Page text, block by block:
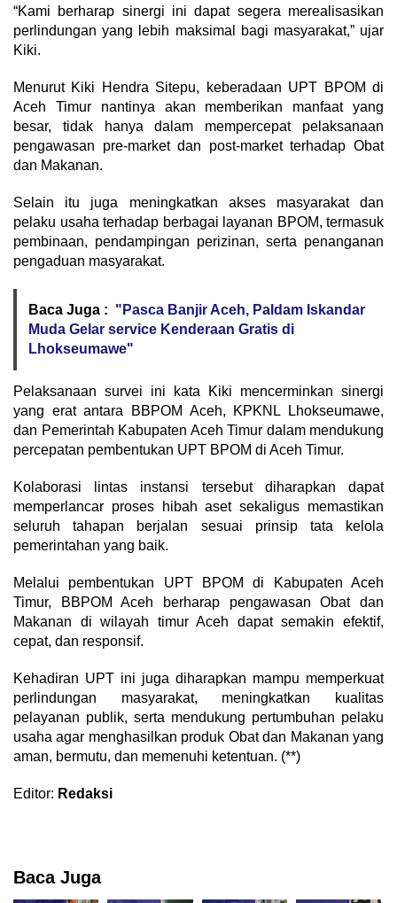
“Kami berharap sinergi ini dapat segera merealisasikan
perlindungan yang lebih maksimal bagi masyarakat,” ujar
Kiki.
Menurut Kiki Hendra Sitepu, keberadaan UPT BPOM di
Aceh Timur nantinya akan memberikan manfaat yang
besar, tidak hanya dalam mempercepat pelaksanaan
pengawasan pre-market dan post-market terhadap Obat
dan Makanan.
Selain itu juga meningkatkan akses masyarakat dan
pelaku usaha terhadap berbagai layanan BPOM, termasuk
pembinaan, pendampingan perizinan, serta penanganan
pengaduan masyarakat.
Baca Juga : "Pasca Banjir Aceh, Paldam Iskandar
Muda Gelar service Kenderaan Gratis di
Lhokseumawe"
Pelaksanaan survei ini kata Kiki mencerminkan sinergi
yang erat antara BBPOM Aceh, KPKNL Lhokseumawe,
dan Pemerintah Kabupaten Aceh Timur dalam mendukung
percepatan pembentukan UPT BPOM di Aceh Timur.
Kolaborasi lintas instansi tersebut diharapkan dapat
memperlancar proses hibah aset sekaligus memastikan
seluruh tahapan berjalan sesuai prinsip tata kelola
pemerintahan yang baik.
Melalui pembentukan UPT BPOM di Kabupaten Aceh
Timur, BBPOM Aceh berharap pengawasan Obat dan
Makanan di wilayah timur Aceh dapat semakin efektif,
cepat, dan responsif.
Kehadiran UPT ini juga diharapkan mampu memperkuat
perlindungan masyarakat, meningkatkan kualitas
pelayanan publik, serta mendukung pertumbuhan pelaku
usaha agar menghasilkan produk Obat dan Makanan yang
aman, bermutu, dan memenuhi ketentuan. (**)
Editor: Redaksi
Baca Juga